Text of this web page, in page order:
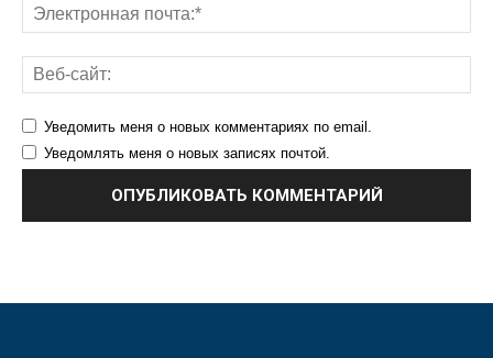
Уведомить меня о новых комментариях по email.
Уведомлять меня о новых записях почтой.